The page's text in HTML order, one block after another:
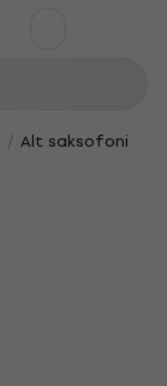
Alt saksofoni